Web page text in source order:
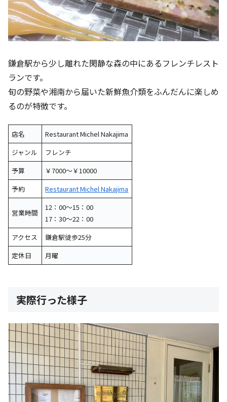
鎌倉駅から少し離れた閑静な森の中にあるフレンチレスト
ランです。
旬の野菜や湘南から届いた新鮮魚介類をふんだんに楽しめ
るのが特徴です。
店名
Restaurant Michel Nakajima
ジャンル
フレンチ
予算
￥7000～￥10000
予約
Restaurant Michel Nakajima
営業時間
12：00～15：00
17：30～22：00
アクセス
鎌倉駅徒歩25分
定休日
月曜
実際行った様子